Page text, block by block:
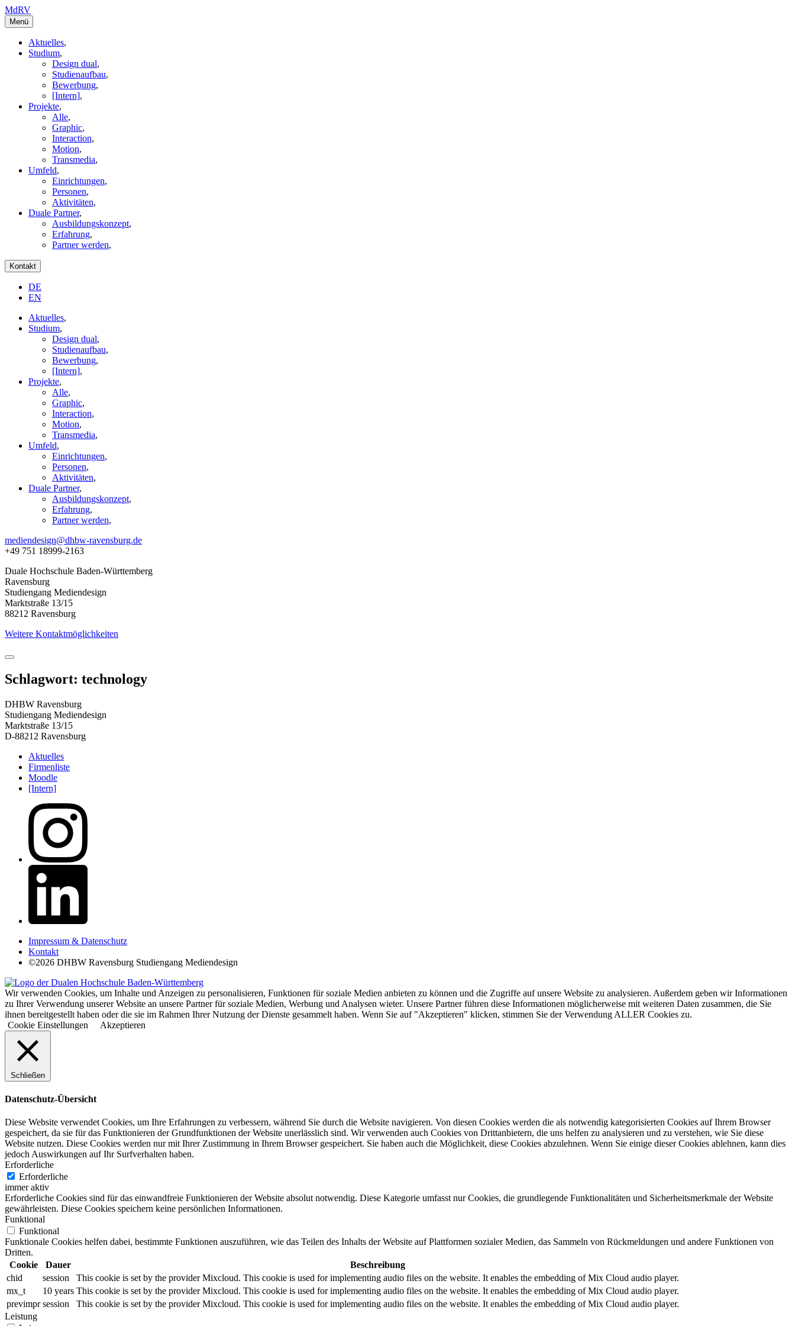
MdRV
Menü
Aktuelles,
Studium,
Design dual,
Studienaufbau,
Bewerbung,
[Intern],
Projekte,
Alle,
Graphic,
Interaction,
Motion,
Transmedia,
Umfeld,
Einrichtungen,
Personen,
Aktivitäten,
Duale Partner,
Ausbildungskonzept,
Erfahrung,
Partner werden,
Kontakt
DE
EN
Aktuelles,
Studium,
Design dual,
Studienaufbau,
Bewerbung,
[Intern],
Projekte,
Alle,
Graphic,
Interaction,
Motion,
Transmedia,
Umfeld,
Einrichtungen,
Personen,
Aktivitäten,
Duale Partner,
Ausbildungskonzept,
Erfahrung,
Partner werden,
mediendesign@dhbw-ravensburg.de
+49 751 18999-2163
Duale Hochschule Baden-Württemberg
Ravensburg
Studiengang Mediendesign
Marktstraße 13/15
88212 Ravensburg
Weitere Kontaktmöglichkeiten
Schlagwort: technology
DHBW Ravensburg
Studiengang Mediendesign
Marktstraße 13/15
D-88212 Ravensburg
Aktuelles
Firmenliste
Moodle
[Intern]
Impressum & Datenschutz
Kontakt
©2026 DHBW Ravensburg Studiengang Mediendesign
Wir verwenden Cookies, um Inhalte und Anzeigen zu personalisieren, Funktionen für soziale Medien anbieten zu können und die Zugriffe auf unsere Website zu analysieren. Außerdem geben wir Informationen
zu Ihrer Verwendung unserer Website an unsere Partner für soziale Medien, Werbung und Analysen wieter. Unsere Partner führen diese Informationen möglicherweise mit weiteren Daten zusammen, die Sie
ihnen bereitgestellt haben oder die sie im Rahmen Ihrer Nutzung der Dienste gesammelt haben. Wenn Sie auf "Akzeptieren" klicken, stimmen Sie der Verwendung ALLER Cookies zu.
Cookie Einstellungen
Akzeptieren
Schließen
Datenschutz-Übersicht
Diese Website verwendet Cookies, um Ihre Erfahrungen zu verbessern, während Sie durch die Website navigieren. Von diesen Cookies werden die als notwendig kategorisierten Cookies auf Ihrem Browser
gespeichert, da sie für das Funktionieren der Grundfunktionen der Website unerlässlich sind. Wir verwenden auch Cookies von Drittanbietern, die uns helfen zu analysieren und zu verstehen, wie Sie diese
Website nutzen. Diese Cookies werden nur mit Ihrer Zustimmung in Ihrem Browser gespeichert. Sie haben auch die Möglichkeit, diese Cookies abzulehnen. Wenn Sie einige dieser Cookies ablehnen, kann dies
jedoch Auswirkungen auf Ihr Surfverhalten haben.
Erforderliche
Erforderliche
immer aktiv
Erforderliche Cookies sind für das einwandfreie Funktionieren der Website absolut notwendig. Diese Kategorie umfasst nur Cookies, die grundlegende Funktionalitäten und Sicherheitsmerkmale der Website
gewährleisten. Diese Cookies speichern keine persönlichen Informationen.
Funktional
Funktional
Funktionale Cookies helfen dabei, bestimmte Funktionen auszuführen, wie das Teilen des Inhalts der Website auf Plattformen sozialer Medien, das Sammeln von Rückmeldungen und andere Funktionen von
Dritten.
Cookie
Dauer
Beschreibung
chid
session
This cookie is set by the provider Mixcloud. This cookie is used for implementing audio files on the website. It enables the embedding of Mix Cloud audio player.
mx_t
10 years This cookie is set by the provider Mixcloud. This cookie is used for implementing audio files on the website. It enables the embedding of Mix Cloud audio player.
previmpr session
This cookie is set by the provider Mixcloud. This cookie is used for implementing audio files on the website. It enables the embedding of Mix Cloud audio player.
Leistung